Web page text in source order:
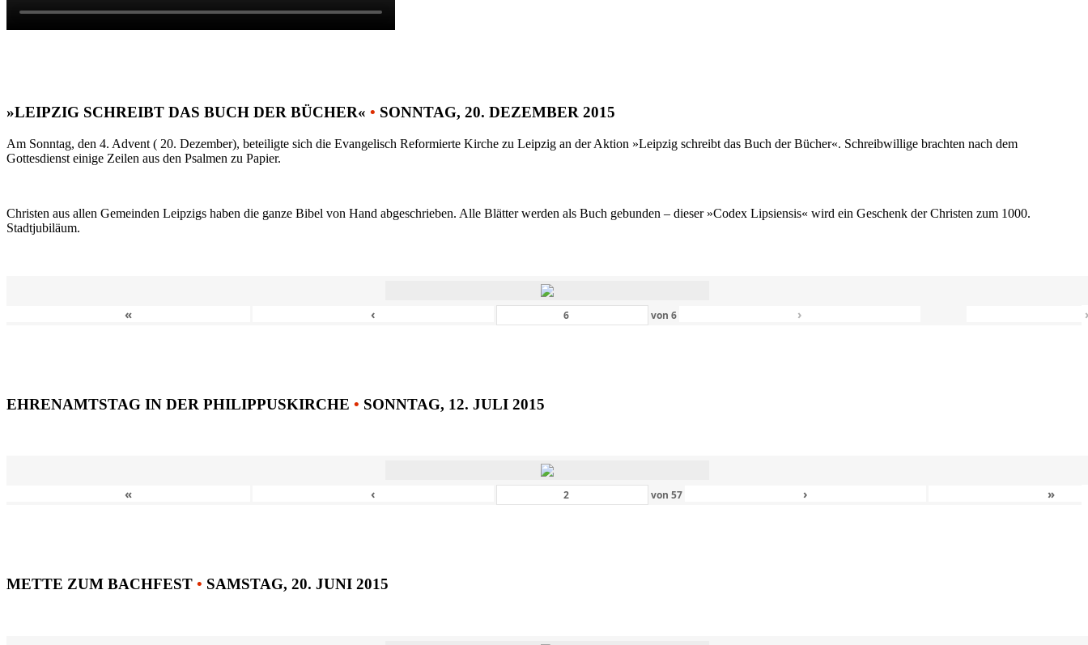
»LEIPZIG SCHREIBT DAS BUCH DER BÜCHER« • SONNTAG, 20. DEZEMBER 2015
Am Sonntag, den 4. Advent ( 20. Dezember), beteiligte sich die Evangelisch Reformierte Kirche zu Leipzig an der Aktion »Leipzig schreibt das Buch der Bücher«. Schreibwillige brachten nach dem
Gottesdienst einige Zeilen aus den Psalmen zu Papier.
Christen aus allen Gemeinden Leipzigs haben die ganze Bibel von Hand abgeschrieben. Alle Blätter werden als Buch gebunden – dieser »Codex Lipsiensis« wird ein Geschenk der Christen zum 1000.
Stadtjubiläum.
« ‹ von6 ›
EHRENAMTSTAG IN DER PHILIPPUSKIRCHE • SONNTAG, 12. JULI 2015
« ‹ von57 › »
METTE ZUM BACHFEST • SAMSTAG, 20. JUNI 2015